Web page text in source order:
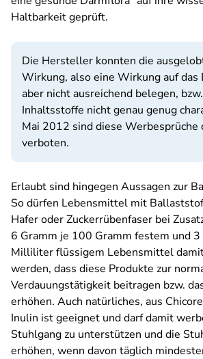
Haltbarkeit geprüft.
Die Hersteller konnten die
Wirkung, also eine Wirkung auf das
aber nicht ausreichend belegen,
Inhaltsstoffe nicht genau genug
Mai 2012 sind diese Werbesprüche
verboten.
Erlaubt sind hingegen Aussagen zur
So dürfen Lebensmittel mit
Hafer oder Zuckerrübenfaser bei
6 Gramm je 100 Gramm festem und
Milliliter flüssigem Lebensmittel
werden, dass diese Produkte zur
Verdauungstätigkeit beitragen bzw.
erhöhen. Auch natürliches, aus
Inulin ist geeignet und darf damit
Stuhlgang zu unterstützen und die
erhöhen, wenn davon täglich